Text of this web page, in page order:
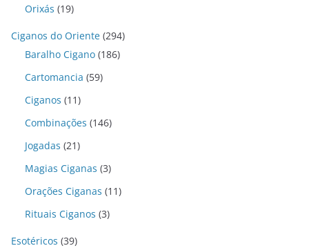
Orixás (19)
Ciganos do Oriente (294)
Baralho Cigano (186)
Cartomancia (59)
Ciganos (11)
Combinações (146)
Jogadas (21)
Magias Ciganas (3)
Orações Ciganas (11)
Rituais Ciganos (3)
Esotéricos (39)